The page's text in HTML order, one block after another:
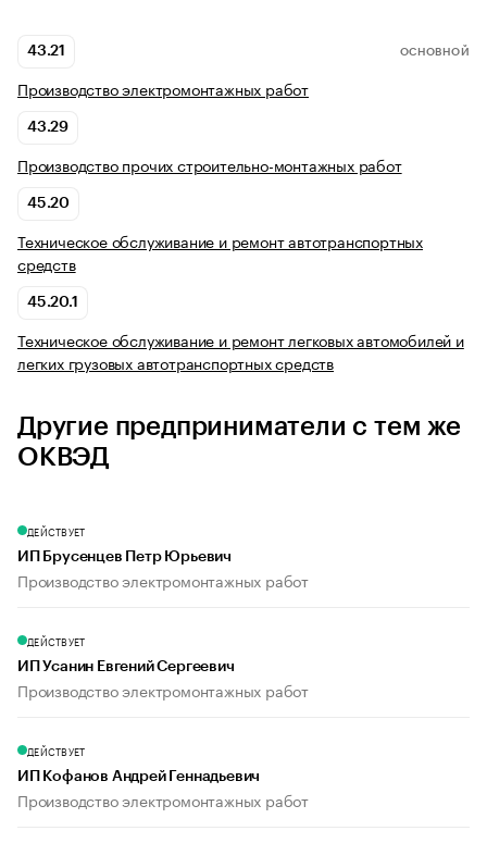
43.21 ОСНОВНОЙ
Производство электромонтажных работ
43.29
Производство прочих строительно-монтажных работ
45.20
Техническое обслуживание и ремонт автотранспортных
средств
45.20.1
Техническое обслуживание и ремонт легковых автомобилей и
легких грузовых автотранспортных средств
Другие предприниматели с тем же
ОКВЭД
ДЕЙСТВУЕТ
ИП Брусенцев Петр Юрьевич
Производство электромонтажных работ
ДЕЙСТВУЕТ
ИП Усанин Евгений Сергеевич
Производство электромонтажных работ
ДЕЙСТВУЕТ
ИП Кофанов Андрей Геннадьевич
Производство электромонтажных работ